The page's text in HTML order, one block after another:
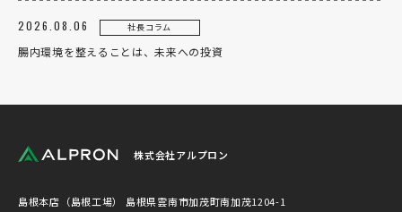
2026.08.06 社長コラム
腸内環境を整えることは、未来への投資
株式会社アルプロン
島根本店（島根工場）
島根県雲南市加茂町南加茂1204-1